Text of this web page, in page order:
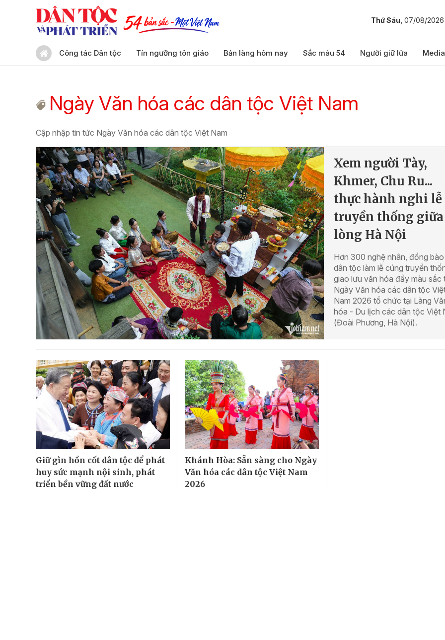
Thứ Sáu, 07/08/2026
Công tác Dân tộc Tín ngưỡng tôn giáo Bản làng hôm nay Sắc màu 54 Người giữ lửa Media
Ngày Văn hóa các dân tộc Việt Nam
Cập nhập tin tức Ngày Văn hóa các dân tộc Việt Nam
Xem người Tày,
Khmer, Chu Ru...
thực hành nghi lễ
truyền thống giữa
lòng Hà Nội
Hơn 300 nghệ nhân, đồng
dân tộc làm lễ cúng truyền
giao lưu văn hóa đầy màu sắc
Ngày Văn hóa các dân tộc
Nam 2026 tổ chức tại Làng
hóa - Du lịch các dân tộc Việt
(Đoài Phương, Hà Nội).
Giữ gìn hồn cốt dân tộc để phát
huy sức mạnh nội sinh, phát
triển bền vững đất nước
Khánh Hòa: Sẵn sàng cho Ngày
Văn hóa các dân tộc Việt Nam
2026